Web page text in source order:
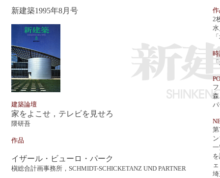
新建築1995年8月号
建築論壇
家をよこせ，テレビを見せろ
隈研吾
作品
イザール・ビューロ・パーク
槇総合計画事務所，SCHMIDT-SCHICKETANZ UND PARTNER
2